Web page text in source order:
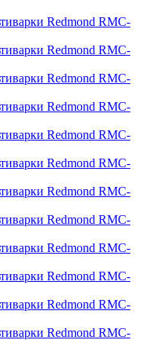
Redmond RMC-
Redmond RMC-
Redmond RMC-
Redmond RMC-
Redmond RMC-
Redmond RMC-
Redmond RMC-
Redmond RMC-
Redmond RMC-
Redmond RMC-
Redmond RMC-
Redmond RMC-